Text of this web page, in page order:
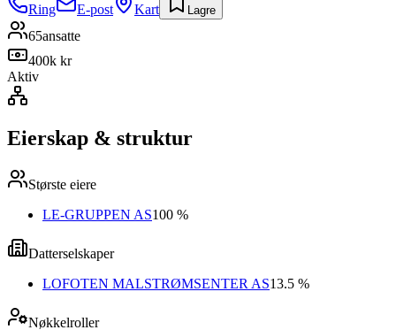
Ring
E-post Kart Lagre
65ansatte
400k kr
Aktiv
Eierskap & struktur
Største eiere
LE-GRUPPEN AS100 %
Datterselskaper
LOFOTEN MALSTRØMSENTER AS13.5 %
Nøkkelroller